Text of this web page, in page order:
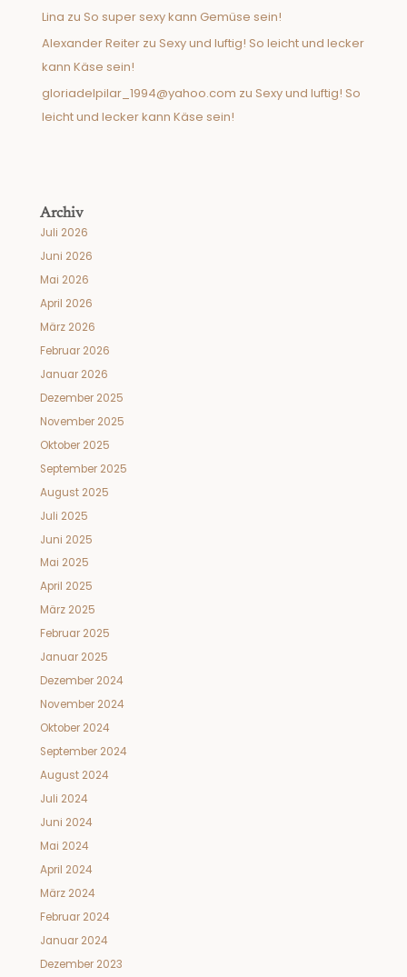
Lina zu So super sexy kann Gemüse sein!
Alexander Reiter zu Sexy und luftig! So leicht und lecker
kann Käse sein!
gloriadelpilar_1994@yahoo.com zu Sexy und luftig! So
leicht und lecker kann Käse sein!
Archiv
Juli 2026
Juni 2026
Mai 2026
April 2026
März 2026
Februar 2026
Januar 2026
Dezember 2025
November 2025
Oktober 2025
September 2025
August 2025
Juli 2025
Juni 2025
Mai 2025
April 2025
März 2025
Februar 2025
Januar 2025
Dezember 2024
November 2024
Oktober 2024
September 2024
August 2024
Juli 2024
Juni 2024
Mai 2024
April 2024
März 2024
Februar 2024
Januar 2024
Dezember 2023